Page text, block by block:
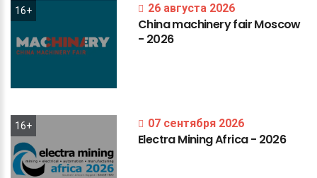
16+ 26 августа 2026
ChinamachineryfairMoscow
- 2026
16+ 07 сентября 2026
ElectraMiningAfrica- 2026